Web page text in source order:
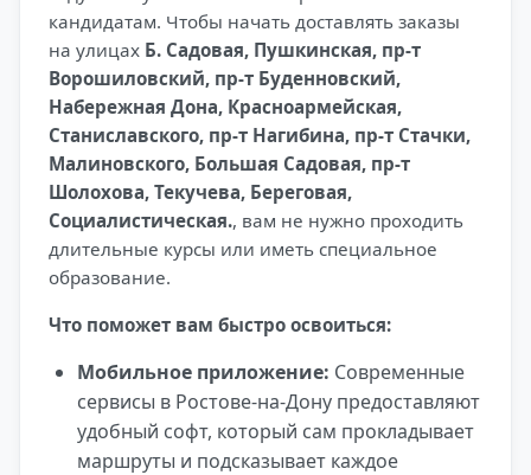
кандидатам. Чтобы начать доставлять заказы
на улицах Б. Садовая, Пушкинская, пр-т
Ворошиловский, пр-т Буденновский,
Набережная Дона, Красноармейская,
Станиславского, пр-т Нагибина, пр-т Стачки,
Малиновского, Большая Садовая, пр-т
Шолохова, Текучева, Береговая,
Социалистическая., вам не нужно проходить
длительные курсы или иметь специальное
образование.
Что поможет вам быстро освоиться:
Мобильное приложение: Современные
сервисы в Ростове-на-Дону предоставляют
удобный софт, который сам прокладывает
маршруты и подсказывает каждое